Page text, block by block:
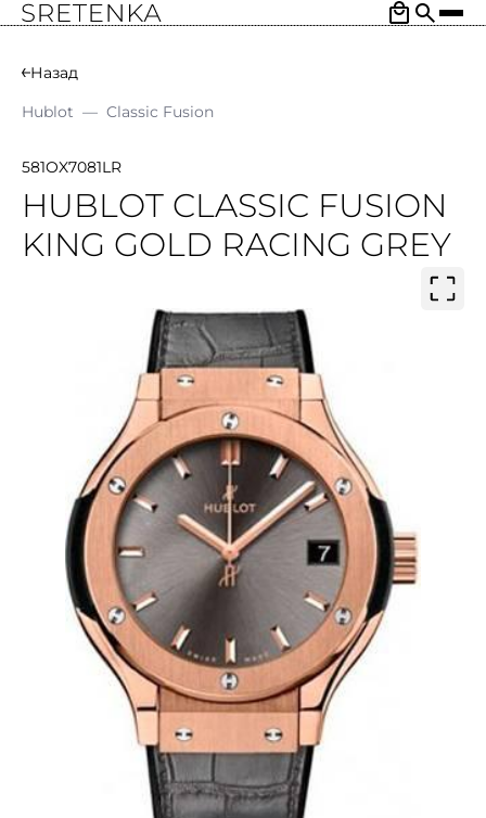
Назад
Hublot — Classic Fusion
581OX7081LR
HUBLOT CLASSIC FUSION
KING GOLD RACING GREY